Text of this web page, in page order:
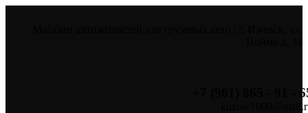
+7 (901) 865 - 91 -